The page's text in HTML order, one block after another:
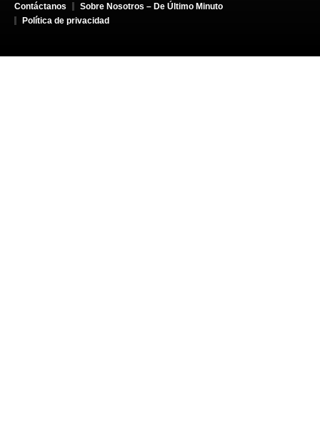
Contáctanos
Sobre Nosotros – De Último Minuto
Política de privacidad